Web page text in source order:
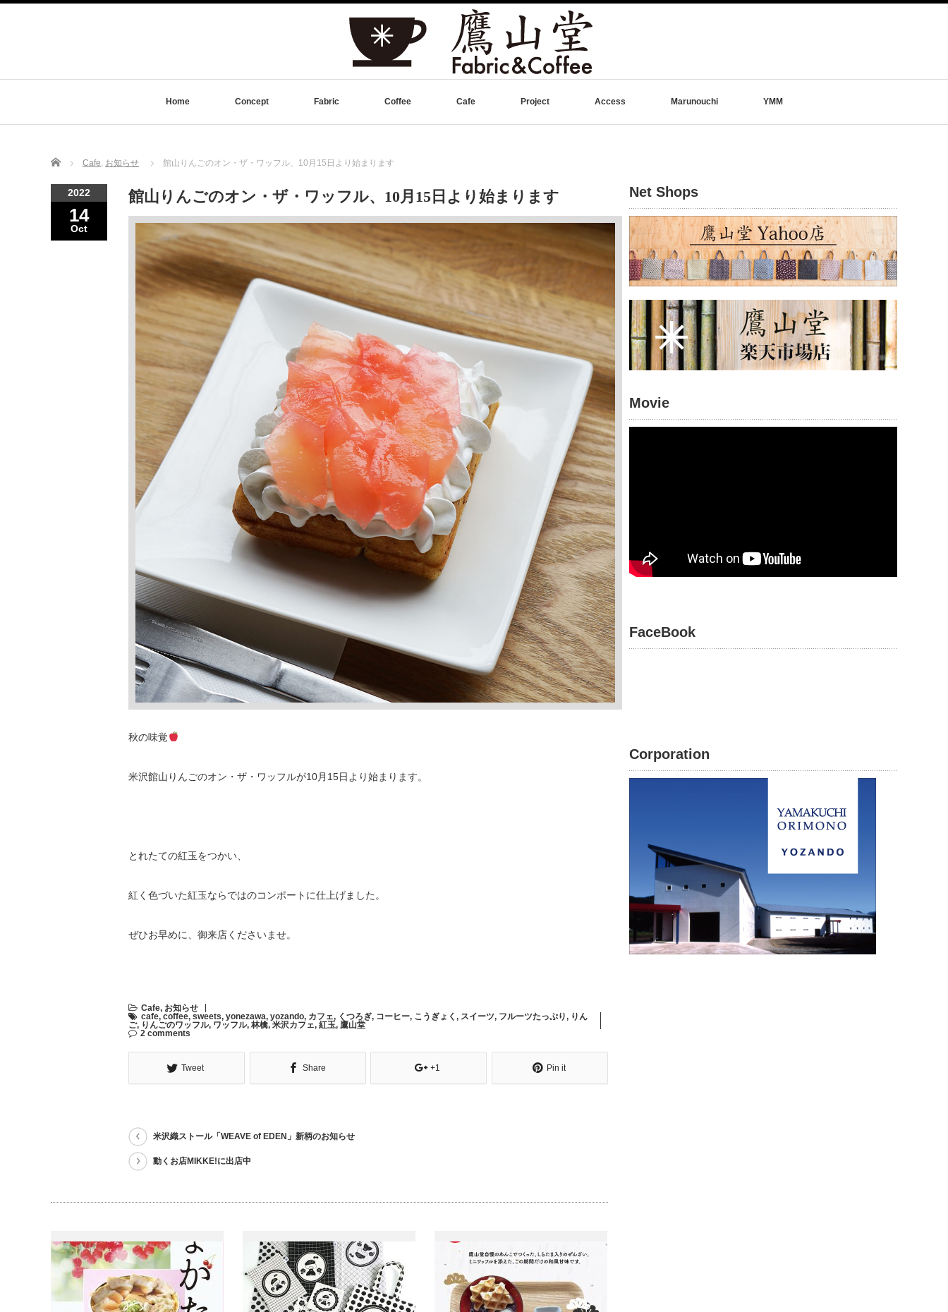
Home Concept Fabric Coffee Cafe Project Access Marunouchi YMM
Home Cafe, お知らせ 館山りんごのオン・ザ・ワッフル、10月15日より始まります
2022
14
Oct
館山りんごのオン・ザ・ワッフル、10月15日より始まります
秋の味覚
米沢館山りんごのオン・ザ・ワッフルが10月15日より始まります。
とれたての紅玉をつかい、
紅く色づいた紅玉ならではのコンポートに仕上げました。
ぜひお早めに、御来店くださいませ。
Cafe, お知らせ
cafe, coffee, sweets, yonezawa, yozando, カフェ, くつろぎ, コーヒー, こうぎょく , スイーツ, フルーツたっぷり, りん
ご, りんごのワッフル, ワッフル, 林檎, 米沢カフェ, 紅玉, 鷹山堂
2 comments
Tweet Share +1 Pin it
米沢織ストール「WEAVE of EDEN」新柄のお知らせ
動くお店MIKKE!に出店中
Net Shops
Movie
FaceBook
Corporation